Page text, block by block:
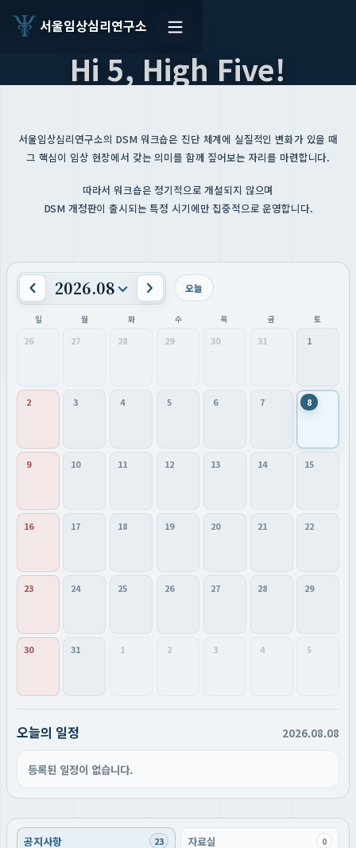
서울임상심리연구소
Hi 5, High Five!
서울임상심리연구소의 DSM 워크숍은 진단 체계에 실질적인 변화가 있을 때
그 핵심이 임상 현장에서 갖는 의미를 함께 짚어보는 자리를 마련합니다.
따라서 워크숍은 정기적으로 개설되지 않으며
DSM 개정판이 출시되는 특정 시기에만 집중적으로 운영합니다.
2026.08 오늘
일 월 화 수 목 금 토
26 27 28 29 30 31 1
2 3 4 5 6 7 8
9 10 11 12 13 14 15
16 17 18 19 20 21 22
23 24 25 26 27 28 29
30 31 1 2 3 4 5
오늘의 일정 2026.08.08
등록된 일정이 없습니다.
공지사항 23 자료실 0